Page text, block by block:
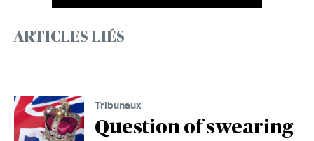
ARTICLES LIÉS
Tribunaux
Question of swearing